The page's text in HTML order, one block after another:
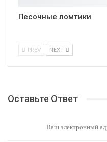
Песочные ломтики
PREV NEXT
Оставьте Ответ
Ваш электронный